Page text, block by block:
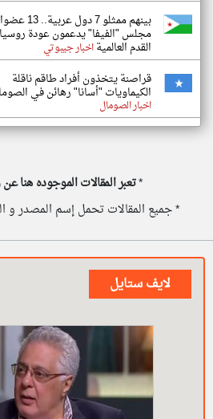
بينهم ممثلو 7 دول
مجلس "الفيفا" يدعمون عودة
القدم العالميةاخبار جيبوتي
قراصنة يتخذون أفراد طاقم ناقلة
الكيماويات "أسانا" رهائن في
اخبار الصومال
*تعبر المقالات الموجوده هنا
* جميع المقالات تحمل إسم المصدر و
لايف ستايل